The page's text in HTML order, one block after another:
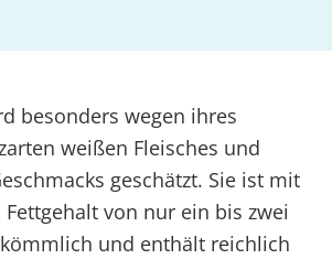
besonders wegen ihres
weißen Fleisches und
geschätzt. Sie ist mit
von nur ein bis zwei
und enthält reichlich